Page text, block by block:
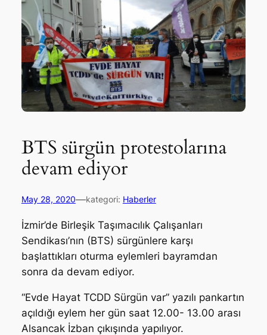
BTS sürgün protestolarına
devam ediyor
May 28, 2020—kategori: Haberler
İzmir’de Birleşik Taşımacılık Çalışanları
Sendikası’nın (BTS) sürgünlere karşı
başlattıkları oturma eylemleri bayramdan
sonra da devam ediyor.
“Evde Hayat TCDD Sürgün var” yazılı pankartın
açıldığı eylem her gün saat 12.00- 13.00 arası
Alsancak İzban çıkışında yapılıyor.